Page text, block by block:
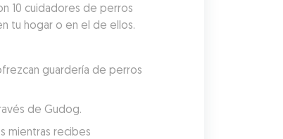
10 cuidadores de perros
tu hogar o en el de ellos.
guardería de perros
de Gudog.
mientras recibes